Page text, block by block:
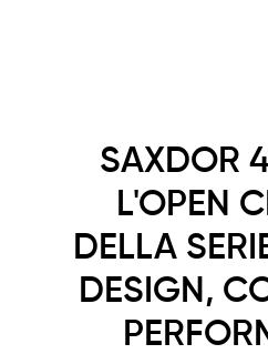
SAXDOR
L'OPEN
DELLA
DESIGN,